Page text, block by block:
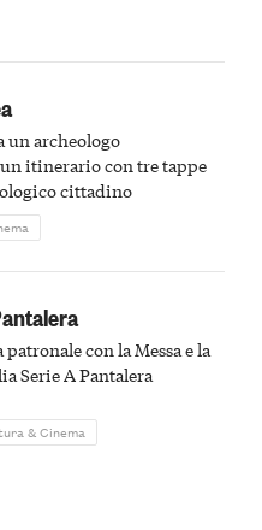
un archeologo
itinerario con tre tappe
cittadino
con la Messa e la
Serie A Pantalera
& Cinema